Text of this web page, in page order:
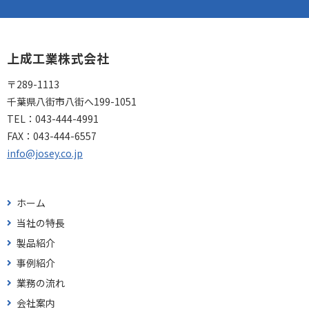
上成工業株式会社
〒289-1113
千葉県八街市八街へ199-1051
TEL： 043-444-4991
FAX： 043-444-6557
info@josey.co.jp
ホーム
当社の特長
製品紹介
事例紹介
業務の流れ
会社案内